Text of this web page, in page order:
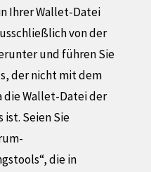
Ihrer Wallet-Datei
von der
und führen Sie
der nicht mit dem
Wallet-Datei der
ist. Seien Sie
die in